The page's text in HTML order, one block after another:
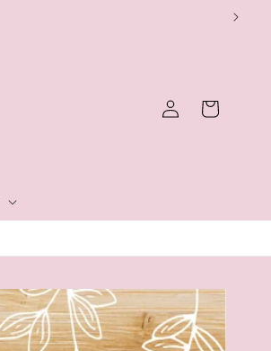
EinloggenWarenkorb